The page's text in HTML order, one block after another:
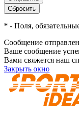
* - Поля,
Сообщение
Ваше сообщение
Вами свяжется наш
Закрыть окно